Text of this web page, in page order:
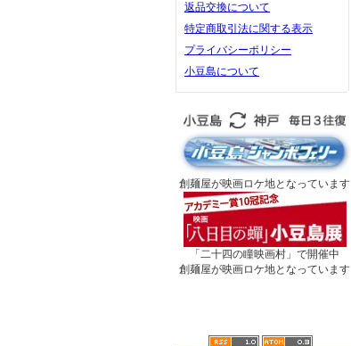
返品交換について
特定商取引法に関する表示
プライバシーポリシー
小豆島について
創麺屋が映画ロケ地となっています
「二十四の瞳映画村」で開催中
創麺屋が映画ロケ地となっています